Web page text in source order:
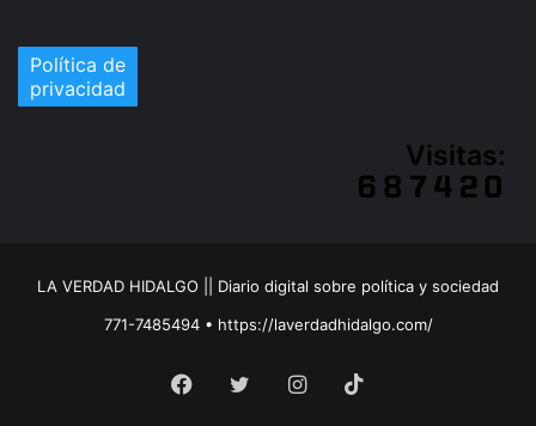
Política de
privacidad
Visitas:
LA VERDAD HIDALGO || Diario digital sobre política y sociedad
771-7485494 • https://laverdadhidalgo.com/
Facebook
TwitterInstagram